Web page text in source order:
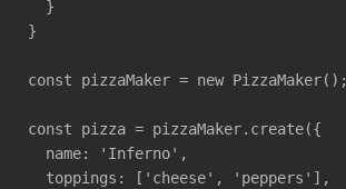
  }
}
const pizzaMaker = new PizzaMaker();
const pizza = pizzaMaker.create({
  name: 'Inferno',
  toppings: ['cheese', 'peppers'],